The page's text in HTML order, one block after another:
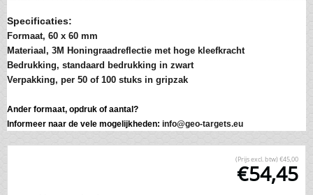
Specificaties:
Formaat, 60 x 60 mm
Materiaal, 3M Honingraadreflectie met hoge kleefkracht
Bedrukking, standaard bedrukking in zwart
Verpakking, per 50 of 100 stuks in gripzak
Ander formaat, opdruk of aantal?
Informeer naar de vele mogelijkheden: info@geo-targets.eu
(Prijs excl. btw)€45,00
€54,45